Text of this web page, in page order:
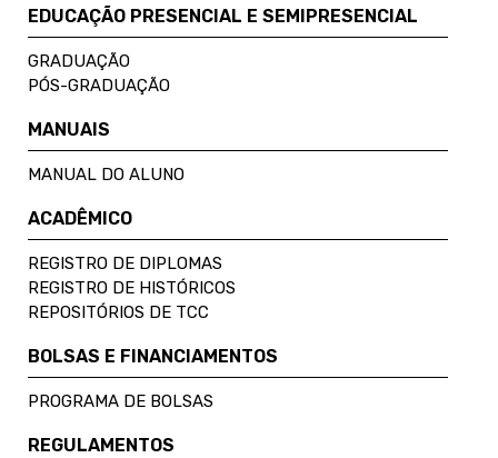
EDUCAÇÃO PRESENCIAL E SEMIPRESENCIAL
GRADUAÇÃO
PÓS-GRADUAÇÃO
MANUAIS
MANUAL DO ALUNO
ACADÊMICO
REGISTRO DE DIPLOMAS
REGISTRO DE HISTÓRICOS
REPOSITÓRIOS DE TCC
BOLSAS E FINANCIAMENTOS
PROGRAMA DE BOLSAS
REGULAMENTOS